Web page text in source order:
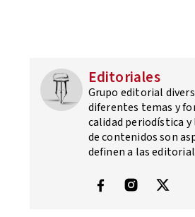
Editoriales
Grupo editorial
diferentes temas y
calidad periodística y
de contenidos son
definen a las